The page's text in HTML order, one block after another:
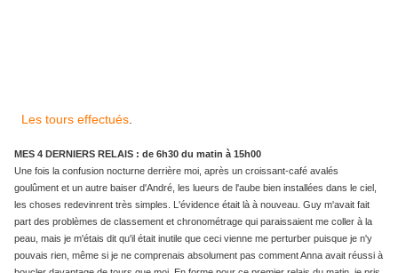
Les tours effectués
MES 4 DERNIERS RELAIS : de 6h30 du matin à 15h00
Une fois la confusion nocturne derrière moi, après un croissant-café avalés
goulûment et un autre baiser d'André, les lueurs de l'aube bien installées dans le ciel,
les choses redevinrent très simples. L'évidence était là à nouveau. Guy m'avait fait
part des problèmes de classement et chronométrage qui paraissaient me coller à la
peau, mais je m'étais dit qu'il était inutile que ceci vienne me perturber puisque je n'y
pouvais rien, même si je ne comprenais absolument pas comment Anna avait réussi à